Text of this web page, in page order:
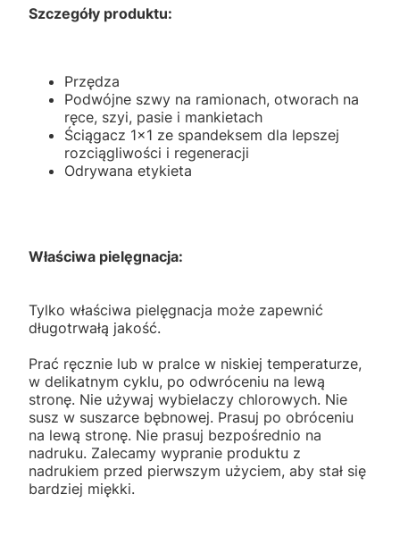
Szczegóły produktu:
Przędza
Podwójne szwy na ramionach, otworach na
ręce, szyi, pasie i mankietach
Ściągacz 1x1 ze spandeksem dla lepszej
rozciągliwości i regeneracji
Odrywana etykieta
Właściwa pielęgnacja:
Tylko właściwa pielęgnacja może zapewnić
długotrwałą jakość.
Prać ręcznie lub w pralce w niskiej temperaturze,
w delikatnym cyklu, po odwróceniu na lewą
stronę. Nie używaj wybielaczy chlorowych. Nie
susz w suszarce bębnowej. Prasuj po obróceniu
na lewą stronę. Nie prasuj bezpośrednio na
nadruku. Zalecamy wypranie produktu z
nadrukiem przed pierwszym użyciem, aby stał się
bardziej miękki.